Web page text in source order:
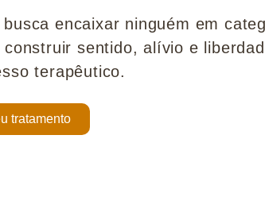
encaixar ninguém em
sentido, alívio e
terapêutico.
tratamento